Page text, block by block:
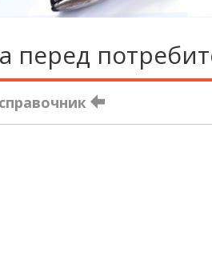
перед